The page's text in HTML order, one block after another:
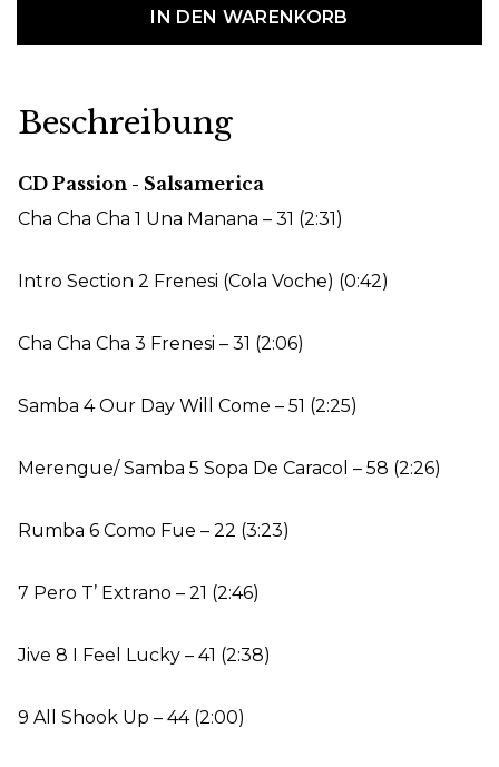
IN DEN WARENKORB
Beschreibung
CD Passion - Salsamerica
Cha Cha Cha 1 Una Manana – 31 (2:31)
Intro Section 2 Frenesi (Cola Voche) (0:42)
Cha Cha Cha 3 Frenesi – 31 (2:06)
Samba 4 Our Day Will Come – 51 (2:25)
Merengue/ Samba 5 Sopa De Caracol – 58 (2:26)
Rumba 6 Como Fue – 22 (3:23)
7 Pero T’ Extrano – 21 (2:46)
Jive 8 I Feel Lucky – 41 (2:38)
9 All Shook Up – 44 (2:00)